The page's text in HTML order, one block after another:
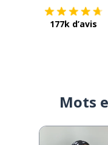
177k d’avis
Mots